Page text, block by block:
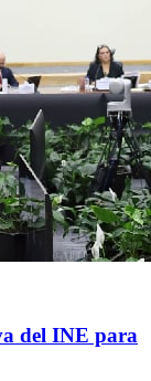
del INE para